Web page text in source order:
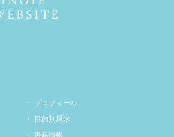
プロフィール
目的別風水